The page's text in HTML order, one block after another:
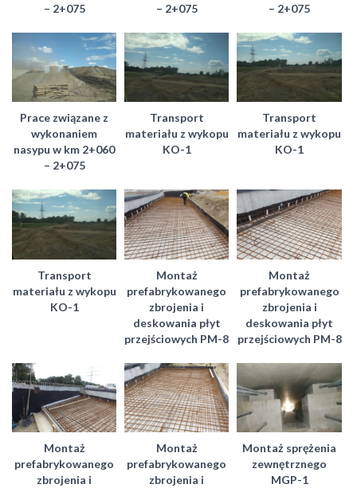
– 2+075
– 2+075
– 2+075
Prace związane z
wykonaniem
nasypu w km 2+060
– 2+075
Transport
materiału z wykopu
KO-1
Transport
materiału z wykopu
KO-1
Transport
materiału z wykopu
KO-1
Montaż
prefabrykowanego
zbrojenia i
deskowania płyt
przejściowych PM-8
Montaż
prefabrykowanego
zbrojenia i
deskowania płyt
przejściowych PM-8
Montaż
prefabrykowanego
zbrojenia i
Montaż
prefabrykowanego
zbrojenia i
Montaż sprężenia
zewnętrznego
MGP-1